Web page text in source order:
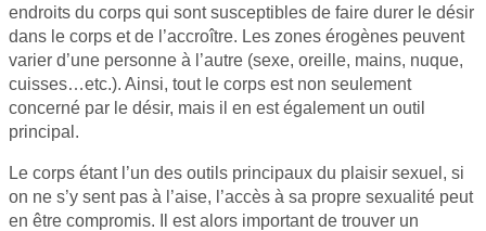
endroits du corps qui sont susceptibles de faire durer le désir
dans le corps et de l’accroître. Les zones érogènes peuvent
varier d’une personne à l’autre (sexe, oreille, mains, nuque,
cuisses…etc.). Ainsi, tout le corps est non seulement
concerné par le désir, mais il en est également un outil
principal.
Le corps étant l’un des outils principaux du plaisir sexuel, si
on ne s’y sent pas à l’aise, l’accès à sa propre sexualité peut
en être compromis. Il est alors important de trouver un